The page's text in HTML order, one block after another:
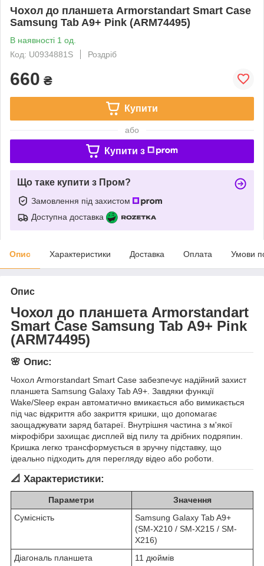
Чохол до планшета Armorstandart Smart Case
Samsung Tab A9+ Pink (ARM74495)
В наявності 1 од.
Код: U0934881S
Роздріб
660 ₴
Купити
або
Купити з
Що таке купити з Пром?
Замовлення під захистом
Доступна доставка
Опис Характеристики Доставка Оплата Умови
Опис
Чохол до планшета Armorstandart
Smart Case Samsung Tab A9+ Pink
(ARM74495)
🌸 Опис:
Чохол Armorstandart Smart Case забезпечує надійний захист
планшета Samsung Galaxy Tab A9+. Завдяки функції
Wake/Sleep екран автоматично вмикається або вимикається
під час відкриття або закриття кришки, що допомагає
заощаджувати заряд батареї. Внутрішня частина з м'якої
мікрофібри захищає дисплей від пилу та дрібних подряпин.
Кришка легко трансформується в зручну підставку, що
ідеально підходить для перегляду відео або роботи.
📐 Характеристики:
Параметри
Значення
Сумісність
Samsung Galaxy Tab A9+
(SM-X210 / SM-X215 / SM-
X216)
Діагональ планшета
11 дюймів